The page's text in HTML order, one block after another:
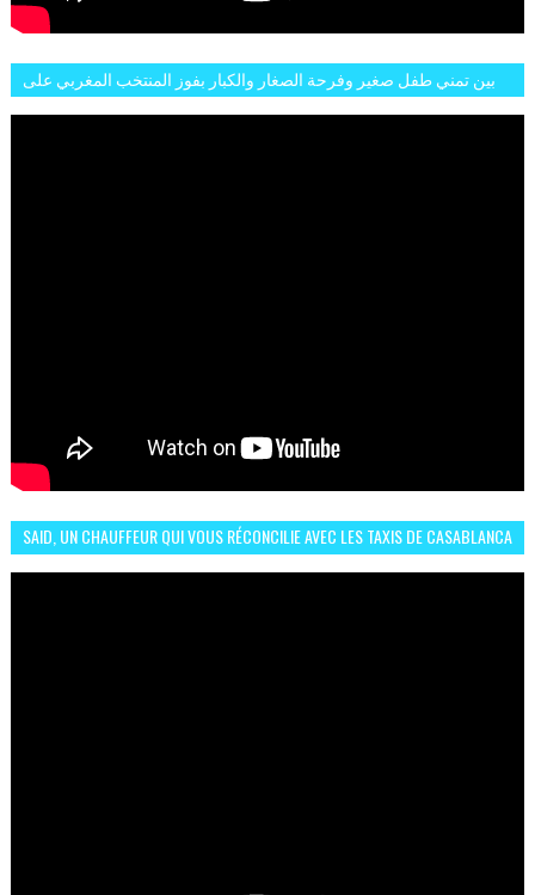
بين تمني طفل صغير وفرحة الصغار والكبار بفوز المنتخب المغربي على
SAID, UN CHAUFFEUR QUI VOUS RÉCONCILIE AVEC LES TAXIS DE CASABLANCA